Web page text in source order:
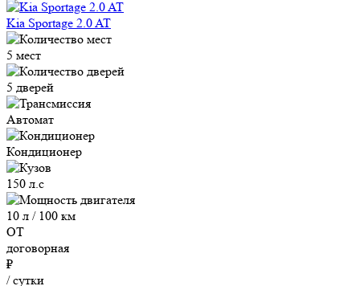
Kia Sportage 2.0 AT
5 мест
5 дверей
Автомат
Кондиционер
150 л.с
10 л / 100 км
ОТ
договорная
₽
/ сутки